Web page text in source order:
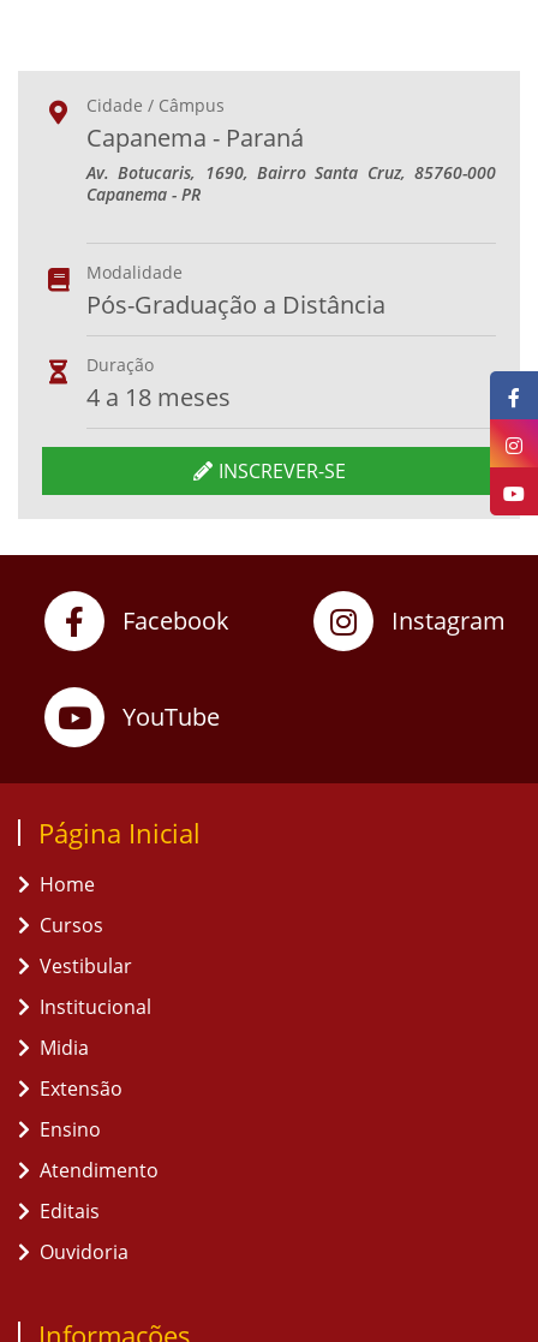
Cidade / Câmpus
Capanema - Paraná
Av. Botucaris, 1690, Bairro Santa Cruz, 85760-000
Capanema - PR
Modalidade
Pós-Graduação a Distância
Duração
4 a 18 meses
INSCREVER-SE
Facebook Instagram
YouTube
Página Inicial
Home
Cursos
Vestibular
Institucional
Midia
Extensão
Ensino
Atendimento
Editais
Ouvidoria
Informações